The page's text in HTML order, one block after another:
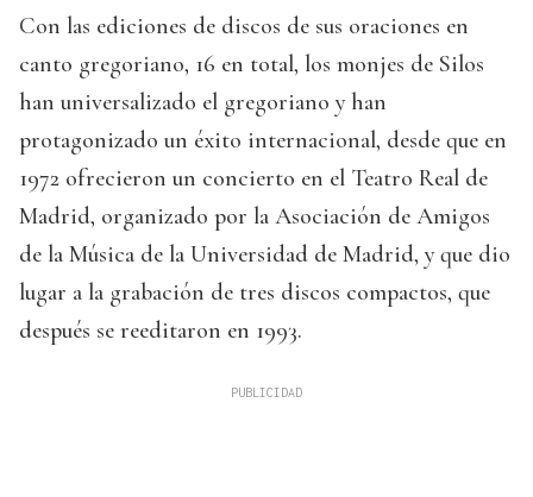
Con las ediciones de discos de sus oraciones en
canto gregoriano, 16 en total, los monjes de Silos
han universalizado el gregoriano y han
protagonizado un éxito internacional, desde que en
1972 ofrecieron un concierto en el Teatro Real de
Madrid, organizado por la Asociación de Amigos
de la Música de la Universidad de Madrid, y que dio
lugar a la grabación de tres discos compactos, que
después se reeditaron en 1993.